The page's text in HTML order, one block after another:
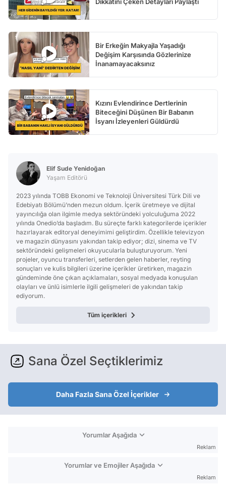
Bir Erkeğin Makyajla Yaşadığı
Değişim Karşısında Gözlerinize
İnanamayacaksınız
Kızını Evlendirince Dertlerinin
Biteceğini Düşünen Bir Babanın
İsyanı İzleyenleri Güldürdü
Elif Sude Yenidoğan
Yaşam Editörü
2023 yılında TOBB Ekonomi ve Teknoloji Üniversitesi Türk Dili ve
Edebiyatı Bölümü’nden mezun oldum. İçerik üretmeye ve dijital
yayıncılığa olan ilgimle medya sektöründeki yolculuğuma 2022
yılında Onedio’da başladım. Bu süreçte farklı kategorilerde içerikler
hazırlayarak editoryal deneyimimi geliştirdim. Özellikle televizyon
ve magazin dünyasını yakından takip ediyor; dizi, sinema ve TV
sektöründeki gelişmeleri okuyucularla buluşturuyorum. Yeni
projeler, oyuncu transferleri, setlerden gelen haberler, reyting
sonuçları ve kulis bilgileri üzerine içerikler üretirken, magazin
gündeminde öne çıkan açıklamaları, sosyal medyada konuşulan
olayları ve ünlü isimlerle ilgili gelişmeleri de yakından takip
ediyorum.
Tüm içerikleri
Sana Özel Seçtiklerimiz
Daha Fazla Sana Özel İçerikler
Yorumlar Aşağıda
Reklam
Yorumlar ve Emojiler Aşağıda
Reklam